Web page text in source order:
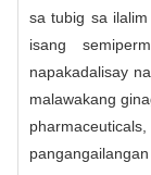
sa tubig sa
isang
napakadalisay
malawakang